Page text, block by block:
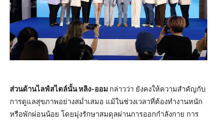
ส่วนด้านไลฟ์สไตล์นั้น หลิง-ออม กล่าวว่า ยังคงให้ความสำคัญกับ
การดูแลสุขภาพอย่างสม่ำเสมอ แม้ในช่วงเวลาที่ต้องทำงานหนัก
หรือพักผ่อนน้อย โดยมุ่งรักษาสมดุลผ่านการออกกำลังกาย การ